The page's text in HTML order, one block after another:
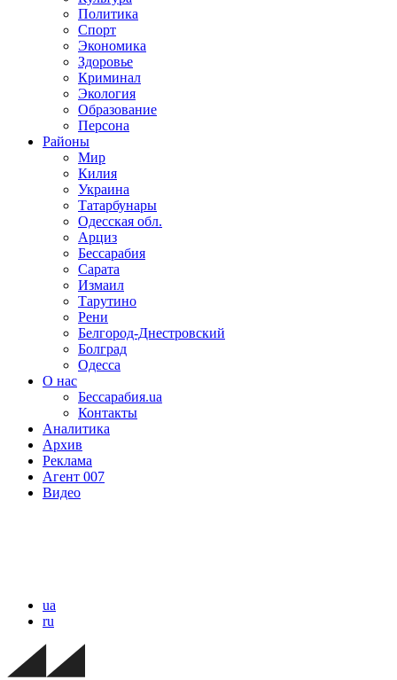
Политика
Спорт
Экономика
Здоровье
Криминал
Экология
Образование
Персона
Районы
Мир
Килия
Украина
Татарбунары
Одесская обл.
Арциз
Бессарабия
Сарата
Измаил
Тарутино
Рени
Белгород-Днестровский
Болград
Одесса
О нас
Бессарабия.ua
Контакты
Аналитика
Архив
Реклама
Агент 007
Видео
ua
ru